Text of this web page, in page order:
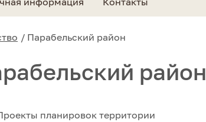
Парабельский район
район
планировок территории